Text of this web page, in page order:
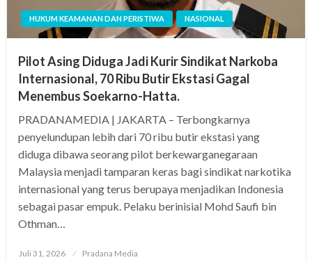
HUKUM KEAMANAN DAN PERISTIWA NASIONAL
Pilot Asing Diduga Jadi Kurir Sindikat Narkoba
Internasional, 70 Ribu Butir Ekstasi Gagal
Menembus Soekarno-Hatta.
PRADANAMEDIA | JAKARTA – Terbongkarnya
penyelundupan lebih dari 70 ribu butir ekstasi yang
diduga dibawa seorang pilot berkewarganegaraan
Malaysia menjadi tamparan keras bagi sindikat narkotika
internasional yang terus berupaya menjadikan Indonesia
sebagai pasar empuk. Pelaku berinisial Mohd Saufi bin
Othman…
Juli 31, 2026 Pradana Media